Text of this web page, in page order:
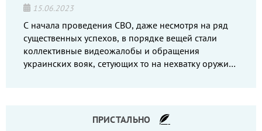
15.06.2023
С начала проведения СВО, даже несмотря на ряд
существенных успехов, в порядке вещей стали
коллективные видеожалобы и обращения
украинских вояк, сетующих то на нехватку оружия,
ПРИСТАЛЬНО